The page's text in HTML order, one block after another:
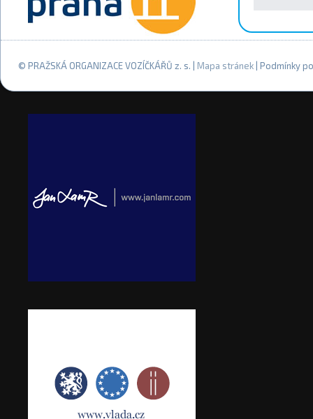
© PRAŽSKÁ ORGANIZACE VOZÍČKÁŘŮ z. s. | Mapa stránek | Podmínky